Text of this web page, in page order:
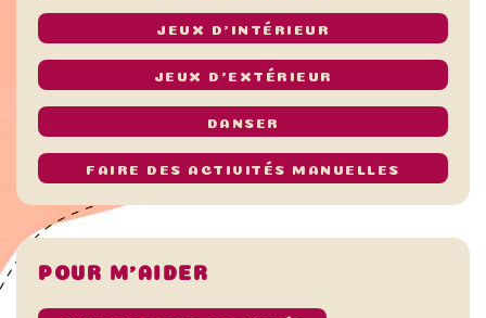
JEUX D’INTÉRIEUR
JEUX D’EXTÉRIEUR
DANSER
FAIRE DES ACTIVITÉS MANUELLES
POUR M’AIDER